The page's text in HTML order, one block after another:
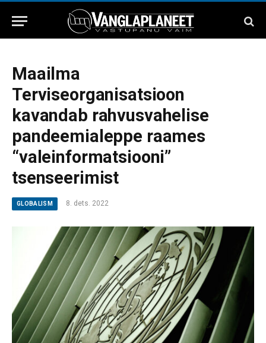
Maailma
Terviseorganisatsioon
kavandab rahvusvahelise
pandeemialeppe raames
“valeinformatsiooni”
tsenseerimist
GLOBALISM 8. dets. 2022